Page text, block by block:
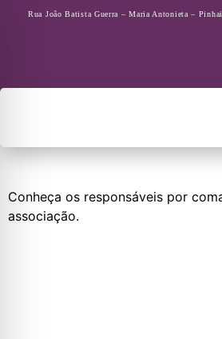
Rua João Batista Guerra – Maria Antonieta –
Conheça os responsáveis por
associação.